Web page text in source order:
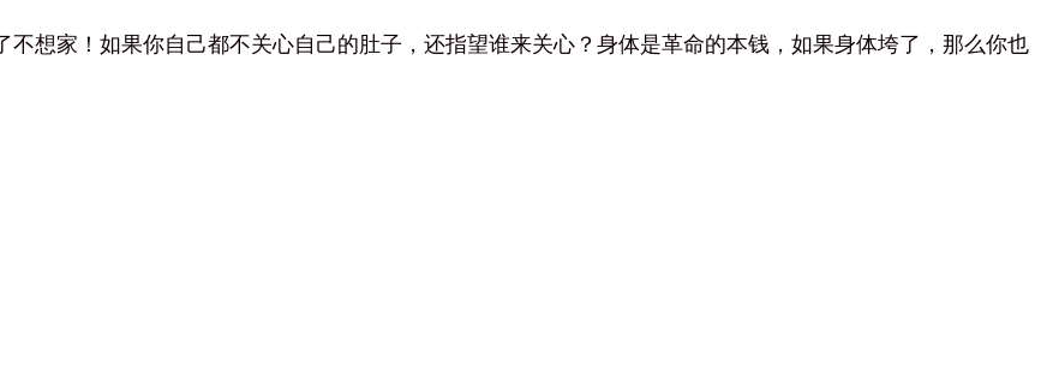
想家！如果你自己都不关心自己的肚子，还指望谁来关心？身体是革命的本钱，如果身体垮了，那么你也